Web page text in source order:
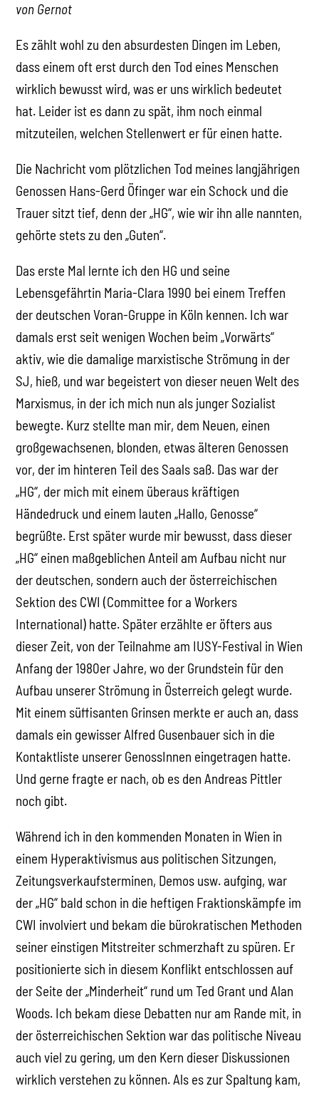
von Gernot
Es zählt wohl zu den absurdesten Dingen im Leben,
dass einem oft erst durch den Tod eines Menschen
wirklich bewusst wird, was er uns wirklich bedeutet
hat. Leider ist es dann zu spät, ihm noch einmal
mitzuteilen, welchen Stellenwert er für einen hatte.
Die Nachricht vom plötzlichen Tod meines langjährigen
Genossen Hans-Gerd Öfinger war ein Schock und die
Trauer sitzt tief, denn der „HG“, wie wir ihn alle nannten,
gehörte stets zu den „Guten“.
Das erste Mal lernte ich den HG und seine
Lebensgefährtin Maria-Clara 1990 bei einem Treffen
der deutschen Voran-Gruppe in Köln kennen. Ich war
damals erst seit wenigen Wochen beim „Vorwärts“
aktiv, wie die damalige marxistische Strömung in der
SJ, hieß, und war begeistert von dieser neuen Welt des
Marxismus, in der ich mich nun als junger Sozialist
bewegte. Kurz stellte man mir, dem Neuen, einen
großgewachsenen, blonden, etwas älteren Genossen
vor, der im hinteren Teil des Saals saß. Das war der
„HG“, der mich mit einem überaus kräftigen
Händedruck und einem lauten „Hallo, Genosse“
begrüßte. Erst später wurde mir bewusst, dass dieser
„HG“ einen maßgeblichen Anteil am Aufbau nicht nur
der deutschen, sondern auch der österreichischen
Sektion des CWI (Committee for a Workers
International) hatte. Später erzählte er öfters aus
dieser Zeit, von der Teilnahme am IUSY-Festival in Wien
Anfang der 1980er Jahre, wo der Grundstein für den
Aufbau unserer Strömung in Österreich gelegt wurde.
Mit einem süffisanten Grinsen merkte er auch an, dass
damals ein gewisser Alfred Gusenbauer sich in die
Kontaktliste unserer GenossInnen eingetragen hatte.
Und gerne fragte er nach, ob es den Andreas Pittler
noch gibt.
Während ich in den kommenden Monaten in Wien in
einem Hyperaktivismus aus politischen Sitzungen,
Zeitungsverkaufsterminen, Demos usw. aufging, war
der „HG“ bald schon in die heftigen Fraktionskämpfe im
CWI involviert und bekam die bürokratischen Methoden
seiner einstigen Mitstreiter schmerzhaft zu spüren. Er
positionierte sich in diesem Konflikt entschlossen auf
der Seite der „Minderheit“ rund um Ted Grant und Alan
Woods. Ich bekam diese Debatten nur am Rande mit, in
der österreichischen Sektion war das politische Niveau
auch viel zu gering, um den Kern dieser Diskussionen
wirklich verstehen zu können. Als es zur Spaltung kam,